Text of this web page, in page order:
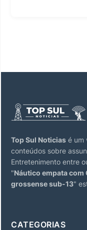
Top Sul Noticias é um
conteúdos sobre
Entretenimento entre
"Náutico empata
grossense sub-13"
CATEGORIAS